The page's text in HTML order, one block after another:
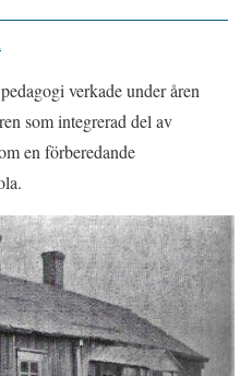
verkade under åren
som integrerad del av
en förberedande